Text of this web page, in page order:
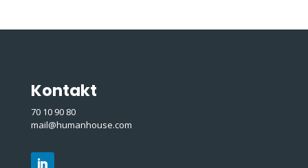
Kontakt
70 10 90 80
mail@humanhouse.com